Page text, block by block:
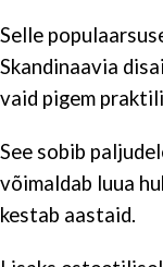
Selle
Skandinaavia
vaid pigem
See sobib
võimaldab luua
kestab aastaid.